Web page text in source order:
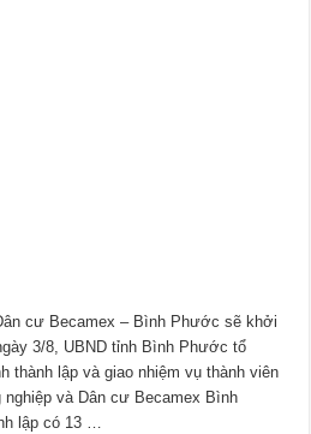
cư Becamex – Bình Phước sẽ khởi
3/8, UBND tỉnh Bình Phước tổ
thành lập và giao nhiệm vụ thành viên
nghiệp và Dân cư Becamex Bình
lập có 13 …